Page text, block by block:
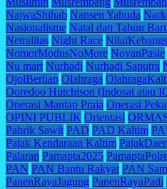
NajwaShihab Nansen Yahuda
Nasionalisme Natal dan Tahun
Netralitas Night Race
NomorModusNoMore NovanPasie
Nu mart Nurhadi Nurhadi Saputra
OjolBerlian Olahraga
Ooredoo Hutchison (Indosat atau
Operasi Mantap Praja Operasi
OPINI PUBLIK Orientasi
Pabrik Sawit PAD PAD Kaltim
Pajak Kendaraan Kaltim
Palaran Pamapta2025
PAN PAN Bantu Rakyat PAN
PanenRayaJagung PanenRayaPadi